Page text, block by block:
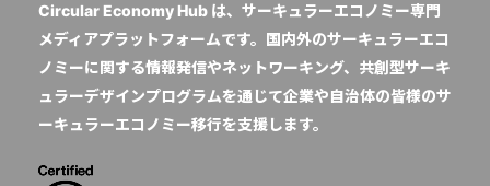
Circular Economy Hub は、サーキュラーエコノミー専門
メディアプラットフォームです。国内外のサーキュラーエコ
ノミーに関する情報発信やネットワーキング、共創型サーキ
ュラーデザインプログラムを通じて企業や自治体の皆様のサ
ーキュラーエコノミー移行を支援します。